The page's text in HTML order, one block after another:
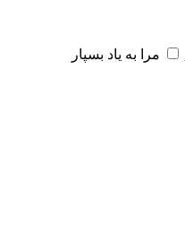
مرا به یاد بسپار